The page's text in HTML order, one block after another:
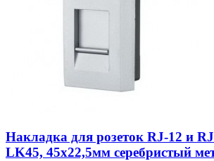
Накладка для розеток RJ-12 и
LK45, 45х22,5мм серебристый